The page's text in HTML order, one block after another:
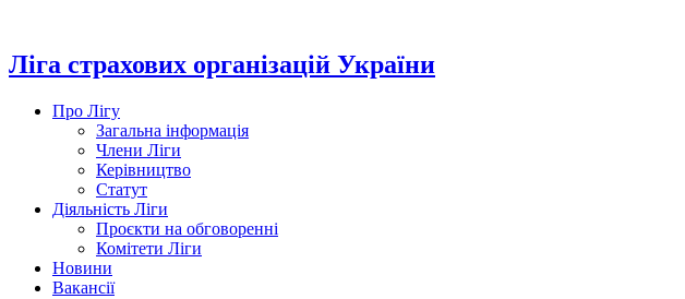
вмісту
Ліга страхових організацій України
Про Лігу
Загальна інформація
Члени Ліги
Керівництво
Статут
Діяльність Ліги
Проєкти на обговоренні
Комітети Ліги
Новини
Вакансії